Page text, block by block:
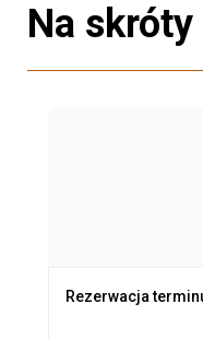
Na skróty
Rezerwacja